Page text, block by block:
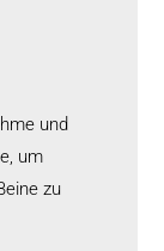
und
um
zu